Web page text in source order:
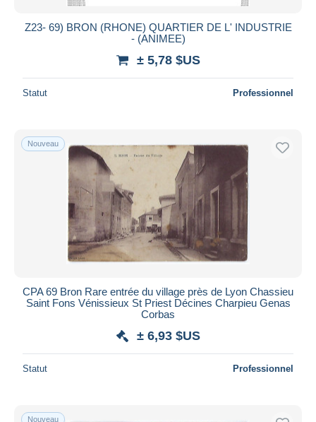
Z23- 69) BRON (RHONE) QUARTIER DE L' INDUSTRIE
- (ANIMEE)
± 5,78 $US
Statut Professionnel
Nouveau
CPA 69 Bron Rare entrée du village près de Lyon Chassieu
Saint Fons Vénissieux St Priest Décines Charpieu Genas
Corbas
± 6,93 $US
Statut Professionnel
Nouveau